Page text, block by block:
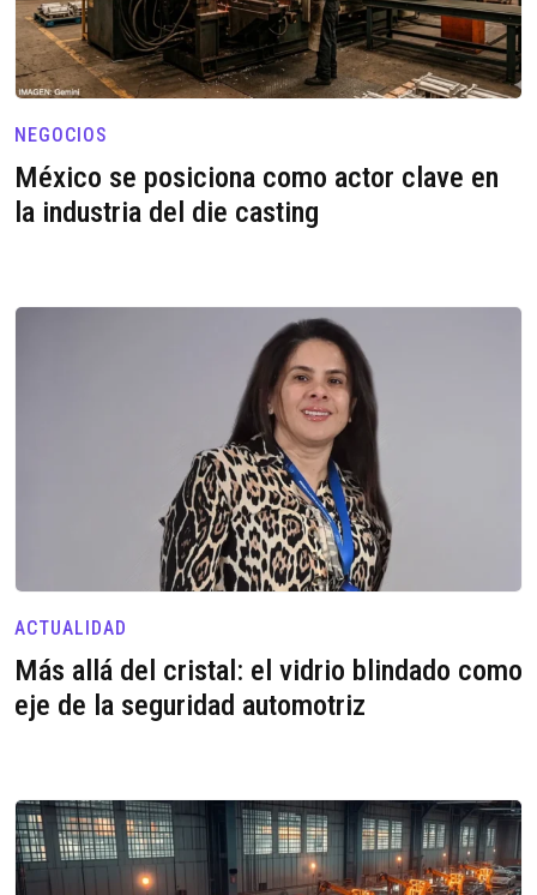
NEGOCIOS
México se posiciona como actor clave en
la industria del die casting
ACTUALIDAD
Más allá del cristal: el vidrio blindado como
eje de la seguridad automotriz